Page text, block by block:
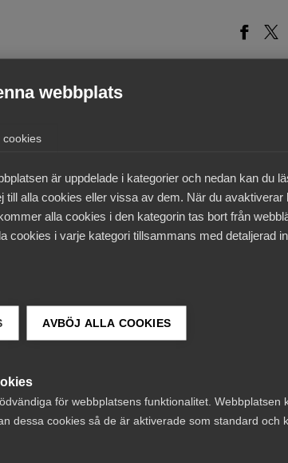
webbplats
cookies
är uppdelade i kategorier och nedan kan du
till alla cookies eller vissa av dem. När du avaktiverar
alla cookies i den kategorin tas bort från
cookies i varje kategori tillsammans med detaljerad
AVBÖJ ALLA COOKIES
för webbplatsens funktionalitet. Webbplatsen
dessa cookies så de är aktiverade som standard och
för Spårtrafik
SRAT och Sveriges
och har ett avtalsvärde på
inom de ramar som arbetsmarknadens
ut och flera stora frågor diskuterades. För
semesterplaneringen och
är förhandlingschef på Tågföretagen.
2025 och det nya gäller från och med den 1
81 företag.
framgång och Almega strävar
och medarbetare. Under
flest av alla arbetsgivarorganisationer.